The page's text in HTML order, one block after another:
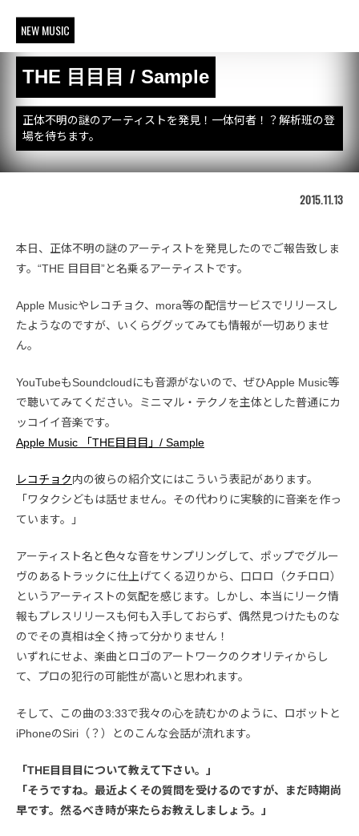
NEW MUSIC
THE 目目目 / Sample
正体不明の謎のアーティストを発見！一体何者！？解析班の登
場を待ちます。
2015.11.13
本日、正体不明の謎のアーティストを発見したのでご報告致しま
す。“THE 目目目”と名乗るアーティストです。
Apple Musicやレコチョク、mora等の配信サービスでリリースし
たようなのですが、いくらググッてみても情報が一切ありませ
ん。
YouTubeもSoundcloudにも音源がないので、ぜひApple Music等
で聴いてみてください。ミニマル・テクノを主体とした普通にカ
ッコイイ音楽です。
Apple Music 「THE目目目」/ Sample
レコチョク内の彼らの紹介文にはこういう表記があります。
「ワタクシどもは話せません。その代わりに実験的に音楽を作っ
ています。」
アーティスト名と色々な音をサンプリングして、ポップでグルー
ヴのあるトラックに仕上げてくる辺りから、口ロロ（クチロロ）
というアーティストの気配を感じます。しかし、本当にリーク情
報もプレスリリースも何も入手しておらず、偶然見つけたものな
のでその真相は全く持って分かりません！
いずれにせよ、楽曲とロゴのアートワークのクオリティからし
て、プロの犯行の可能性が高いと思われます。
そして、この曲の3:33で我々の心を読むかのように、ロボットと
iPhoneのSiri（？）とのこんな会話が流れます。
「THE目目目について教えて下さい。」
「そうですね。最近よくその質問を受けるのですが、まだ時期尚
早です。然るべき時が来たらお教えしましょう。」